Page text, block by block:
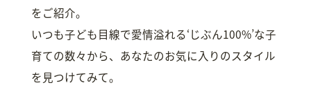
をご紹介。
いつも子ども目線で愛情溢れる‘じぶん100%’な子
育ての数々から、あなたのお気に入りのスタイル
を見つけてみて。